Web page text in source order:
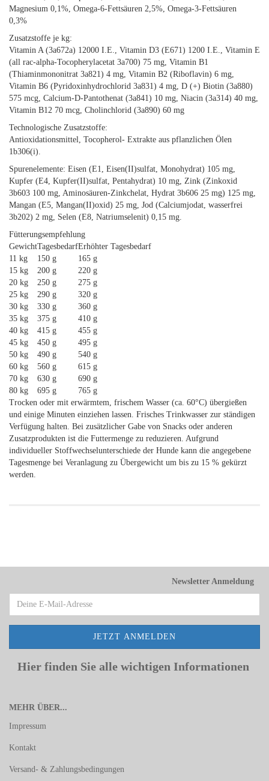
Magnesium 0,1%, Omega-6-Fettsäuren 2,5%, Omega-3-Fettsäuren
0,3%
Zusatzstoffe je kg:
Vitamin A (3a672a) 12000 I.E., Vitamin D3 (E671) 1200 I.E., Vitamin E
(all rac-alpha-Tocopherylacetat 3a700) 75 mg, Vitamin B1
(Thiaminmononitrat 3a821) 4 mg, Vitamin B2 (Riboflavin) 6 mg,
Vitamin B6 (Pyridoxinhydrochlorid 3a831) 4 mg, D (+) Biotin (3a880)
575 mcg, Calcium-D-Pantothenat (3a841) 10 mg, Niacin (3a314) 40 mg,
Vitamin B12 70 mcg, Cholinchlorid (3a890) 60 mg
Technologische Zusatzstoffe:
Antioxidationsmittel, Tocopherol- Extrakte aus pflanzlichen Ölen
1b306(i).
Spurenelemente: Eisen (E1, Eisen(II)sulfat, Monohydrat) 105 mg,
Kupfer (E4, Kupfer(II)sulfat, Pentahydrat) 10 mg, Zink (Zinkoxid
3b603 100 mg, Aminosäuren-Zinkchelat, Hydrat 3b606 25 mg) 125 mg,
Mangan (E5, Mangan(II)oxid) 25 mg, Jod (Calciumjodat, wasserfrei
3b202) 2 mg, Selen (E8, Natriumselenit) 0,15 mg.
Fütterungsempfehlung
GewichtTagesbedarfErhöhter Tagesbedarf
11 kg
150 g
165 g
15 kg
200 g
220 g
20 kg
250 g
275 g
25 kg
290 g
320 g
30 kg
330 g
360 g
35 kg
375 g
410 g
40 kg
415 g
455 g
45 kg
450 g
495 g
50 kg
490 g
540 g
60 kg
560 g
615 g
70 kg
630 g
690 g
80 kg
695 g
765 g
Trocken oder mit erwärmtem, frischem Wasser (ca. 60°C) übergießen
und einige Minuten einziehen lassen. Frisches Trinkwasser zur ständigen
Verfügung halten. Bei zusätzlicher Gabe von Snacks oder anderen
Zusatzprodukten ist die Futtermenge zu reduzieren. Aufgrund
individueller Stoffwechselunterschiede der Hunde kann die angegebene
Tagesmenge bei Veranlagung zu Übergewicht um bis zu 15 % gekürzt
werden.
Newsletter Anmeldung
Hier finden Sie alle wichtigen Informationen
MEHR ÜBER...
Impressum
Kontakt
Versand- & Zahlungsbedingungen